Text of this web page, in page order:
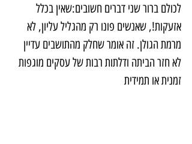
לכולם ברור שני דברים חשובים:שאין בכלל
אזעקות!, שאנשים פונו רק מהגליל עליון, לא
מרמת הגולן. זה אומר שחלק מהתושבים עדיין
לא חזר הביתה ודלתות רבות של עסקים מוגפות
זמנית או תמידית